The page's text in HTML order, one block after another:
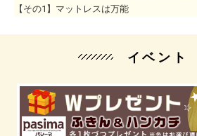
【その1】マットレスは万能
イベント